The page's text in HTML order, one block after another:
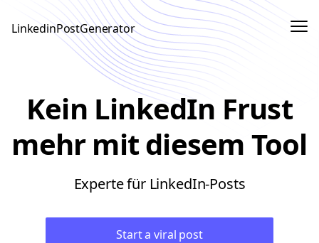
LinkedinPostGenerator
Sign up
Kein LinkedIn Frust
mehr mit diesem Tool
Experte für LinkedIn-Posts
Start a viral post